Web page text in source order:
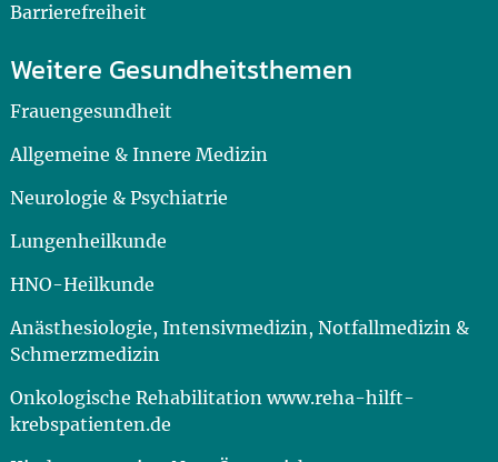
Barrierefreiheit
Weitere Gesundheitsthemen
Frauengesundheit
Allgemeine & Innere Medizin
Neurologie & Psychiatrie
Lungenheilkunde
HNO-Heilkunde
Anästhesiologie, Intensivmedizin, Notfallmedizin &
Schmerzmedizin
Onkologische Rehabilitation www.reha-hilft-
krebspatienten.de